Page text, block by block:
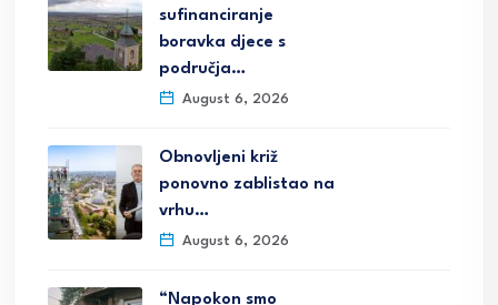
sufinanciranje
boravka djece s
područja…
August 6, 2026
Obnovljeni križ
ponovno zablistao na
vrhu…
August 6, 2026
“Napokon smo